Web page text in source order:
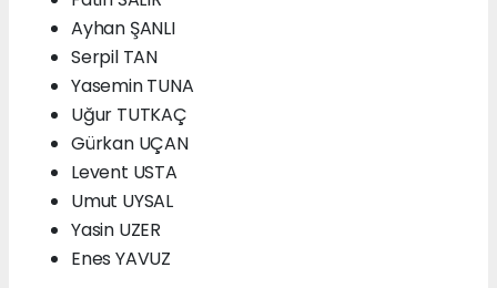
Ayhan ŞANLI
Serpil TAN
Yasemin TUNA
Uğur TUTKAÇ
Gürkan UÇAN
Levent USTA
Umut UYSAL
Yasin UZER
Enes YAVUZ